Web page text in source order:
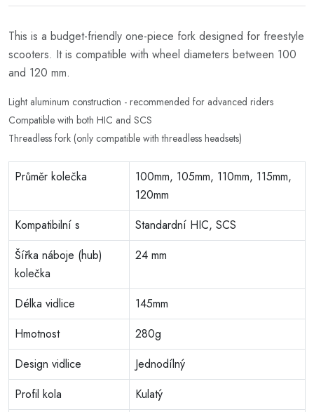
This is a budget-friendly one-piece fork designed for freestyle
scooters. It is compatible with wheel diameters between 100
and 120 mm.
Light aluminum construction - recommended for advanced riders
Compatible with both HIC and SCS
Threadless fork (only compatible with threadless headsets)
Průměr kolečka
100mm, 105mm, 110mm, 115mm,
120mm
Kompatibilní s
Standardní HIC, SCS
Šířka náboje (hub)
kolečka
24 mm
Délka vidlice
145mm
Hmotnost
280g
Design vidlice
Jednodílný
Profil kola
Kulatý